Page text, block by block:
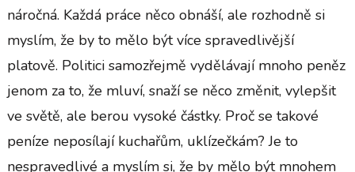
náročná. Každá práce něco obnáší, ale rozhodně si
myslím, že by to mělo být více spravedlivější
platově. Politici samozřejmě vydělávají mnoho peněz
jenom za to, že mluví, snaží se něco změnit, vylepšit
ve světě, ale berou vysoké částky. Proč se takové
peníze neposílají kuchařům, uklízečkám? Je to
nespravedlivé a myslím si, že by mělo být mnohem